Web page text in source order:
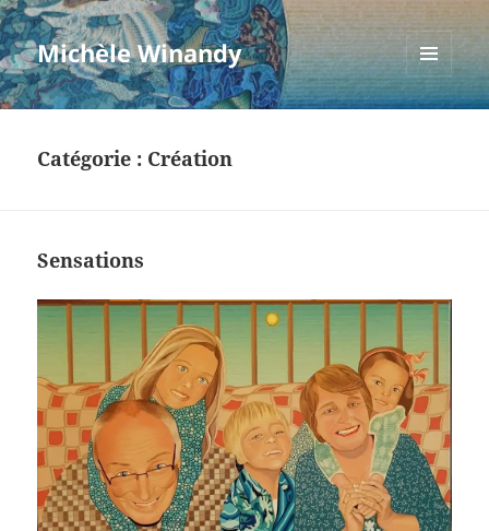
Michèle Winandy
MENU
ET
Catégorie : Création
Sensations